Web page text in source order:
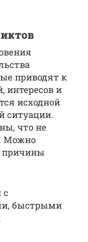
приводят к
интересов и
исходной
ситуации.
что не
Можно
причины
с
быстрыми